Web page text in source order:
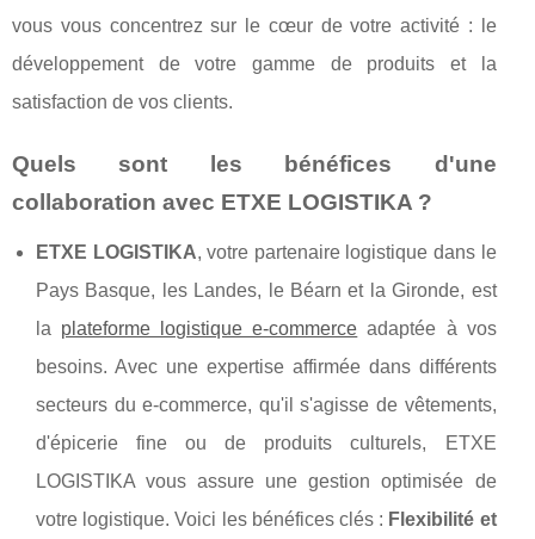
vous vous concentrez sur le cœur de votre activité : le
développement de votre gamme de produits et la
satisfaction de vos clients.
Quels sont les bénéfices d'une
collaboration avec ETXE LOGISTIKA ?
ETXE LOGISTIKA, votre partenaire logistique dans le
Pays Basque, les Landes, le Béarn et la Gironde, est
la plateforme logistique e-commerce adaptée à vos
besoins. Avec une expertise affirmée dans différents
secteurs du e-commerce, qu'il s'agisse de vêtements,
d'épicerie fine ou de produits culturels, ETXE
LOGISTIKA vous assure une gestion optimisée de
votre logistique. Voici les bénéfices clés : Flexibilité et